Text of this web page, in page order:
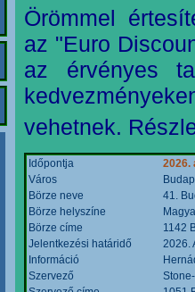
Örömmel
az "Euro
az érvényes
vehetnek.
Időpontja
2026.
Város
Börze neve
41.
Börze helyszíne
Börze címe
1142
Jelentkezési határidő
2026.
Információ
Szervező